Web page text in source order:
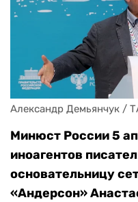
Александр Демьянчук /
Минюст России 5
иноагентов
основательницу
«Андерсон»